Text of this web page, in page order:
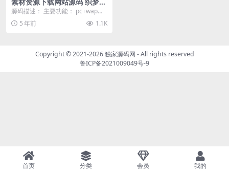
素材资源下载网站源码 织梦d
edecms模板 带手机版
源码描述： 主要功能： pc+wap手
机版 多级联动 选择分类 商城类型
展示模板...
5 年前 1.1K
Copyright © 2021-2026独家源码网 - All rights reserved
鲁ICP备2021009049号-9
首页 分类 会员 我的